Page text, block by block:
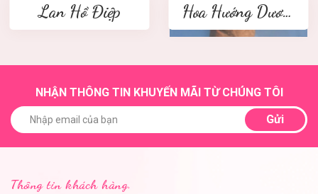
Lan Hồ Điệp Hoa Hướng Dương
NHẬN THÔNG TIN KHUYẾN MÃI TỪ CHÚNG TÔI
Gửi
Thông tin khách hàng.